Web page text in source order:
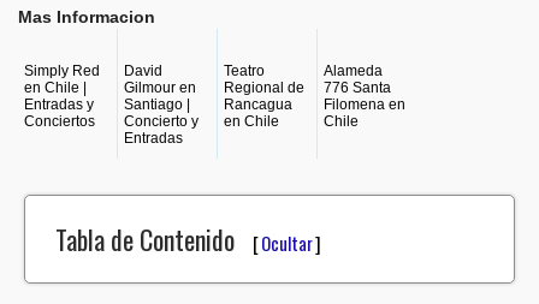
Mas Informacion
Simply Red
en Chile |
Entradas y
Conciertos
David
Gilmour en
Santiago |
Concierto y
Entradas
Teatro
Regional de
Rancagua
en Chile
Alameda
776 Santa
Filomena en
Chile
Tabla de Contenido [Ocultar]